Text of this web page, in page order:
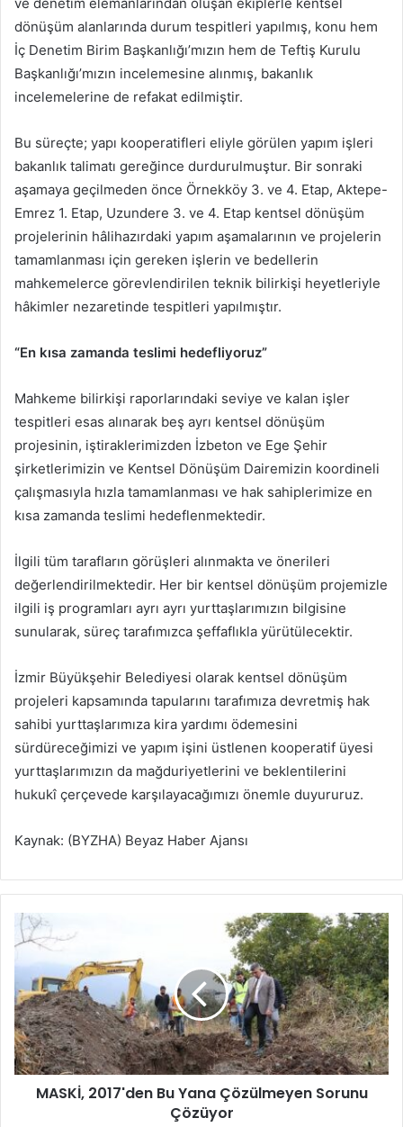
ve denetim elemanlarından oluşan ekiplerle kentsel
dönüşüm alanlarında durum tespitleri yapılmış, konu hem
İç Denetim Birim Başkanlığı’mızın hem de Teftiş Kurulu
Başkanlığı’mızın incelemesine alınmış, bakanlık
incelemelerine de refakat edilmiştir.
Bu süreçte; yapı kooperatifleri eliyle görülen yapım işleri
bakanlık talimatı gereğince durdurulmuştur. Bir sonraki
aşamaya geçilmeden önce Örnekköy 3. ve 4. Etap, Aktepe-
Emrez 1. Etap, Uzundere 3. ve 4. Etap kentsel dönüşüm
projelerinin hâlihazırdaki yapım aşamalarının ve projelerin
tamamlanması için gereken işlerin ve bedellerin
mahkemelerce görevlendirilen teknik bilirkişi heyetleriyle
hâkimler nezaretinde tespitleri yapılmıştır.
“En kısa zamanda teslimi hedefliyoruz”
Mahkeme bilirkişi raporlarındaki seviye ve kalan işler
tespitleri esas alınarak beş ayrı kentsel dönüşüm
projesinin, iştiraklerimizden İzbeton ve Ege Şehir
şirketlerimizin ve Kentsel Dönüşüm Dairemizin koordineli
çalışmasıyla hızla tamamlanması ve hak sahiplerimize en
kısa zamanda teslimi hedeflenmektedir.
İlgili tüm tarafların görüşleri alınmakta ve önerileri
değerlendirilmektedir. Her bir kentsel dönüşüm projemizle
ilgili iş programları ayrı ayrı yurttaşlarımızın bilgisine
sunularak, süreç tarafımızca şeffaflıkla yürütülecektir.
İzmir Büyükşehir Belediyesi olarak kentsel dönüşüm
projeleri kapsamında tapularını tarafımıza devretmiş hak
sahibi yurttaşlarımıza kira yardımı ödemesini
sürdüreceğimizi ve yapım işini üstlenen kooperatif üyesi
yurttaşlarımızın da mağduriyetlerini ve beklentilerini
hukukî çerçevede karşılayacağımızı önemle duyururuz.
Kaynak: (BYZHA) Beyaz Haber Ajansı
M
A
K
İ
,
2
0
1
MASKİ, 2017'den Bu Yana Çözülmeyen Sorunu
Çözüyor